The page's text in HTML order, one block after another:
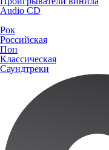
Audio CD
Рок
Российская
Поп
Классическая
Саундтреки